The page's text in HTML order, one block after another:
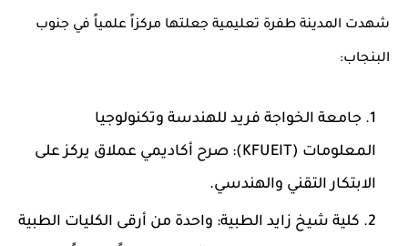
شهدت المدينة طفرة تعليمية جعلتها مركزاً علمياً في جنوب
البنجاب:
جامعة الخواجة فريد للهندسة وتكنولوجيا
المعلومات (KFUEIT):
صرح أكاديمي عملاق يركز على
الابتكار التقني والهندسي.
كلية شيخ زايد الطبية: واحدة من أرقى الكليات الطبية